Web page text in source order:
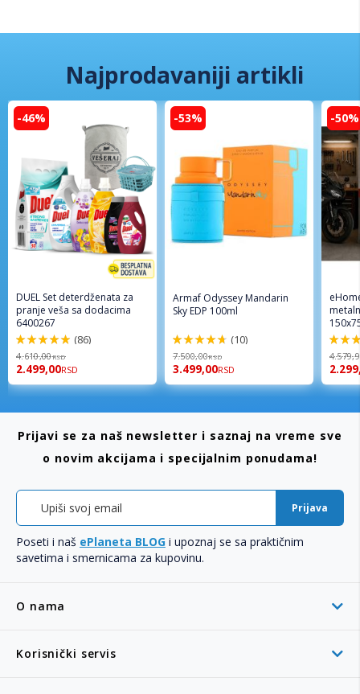
Najprodavaniji artikli
-46%
DUEL Set deterdženata za
pranje veša sa dodacima
6400267
98%
(86)
4.610,00RSD
2.499,00RSD
-53%
Armaf Odyssey Mandarin
Sky EDP 100ml
94%
(10)
7.500,00RSD
3.499,00RSD
-50%
96%
O nama
Korisnički servis
Prijavi se za naš newsletter i saznaj na vreme sve
o novim akcijama i specijalnim ponudama!
Prijava
Poseti i naš ePlaneta BLOG i upoznaj se sa praktičnim
savetima i smernicama za kupovinu.